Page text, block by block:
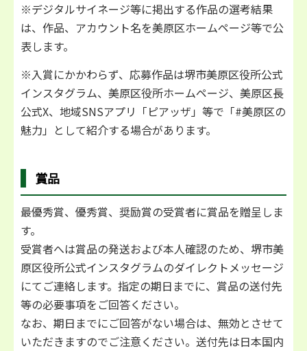
※デジタルサイネージ等に掲出する作品の選考結果
は、作品、アカウント名を美原区ホームページ等で公
表します。
※入賞にかかわらず、応募作品は堺市美原区役所公式
インスタグラム、美原区役所ホームページ、美原区長
公式X、地域SNSアプリ「ピアッザ」等で「#美原区の
魅力」として紹介する場合があります。
賞品
最優秀賞、優秀賞、奨励賞の受賞者に賞品を贈呈しま
す。
受賞者へは賞品の発送および本人確認のため、堺市美
原区役所公式インスタグラムのダイレクトメッセージ
にてご連絡します。指定の期日までに、賞品の送付先
等の必要事項をご回答ください。
なお、期日までにご回答がない場合は、無効とさせて
いただきますのでご注意ください。送付先は日本国内